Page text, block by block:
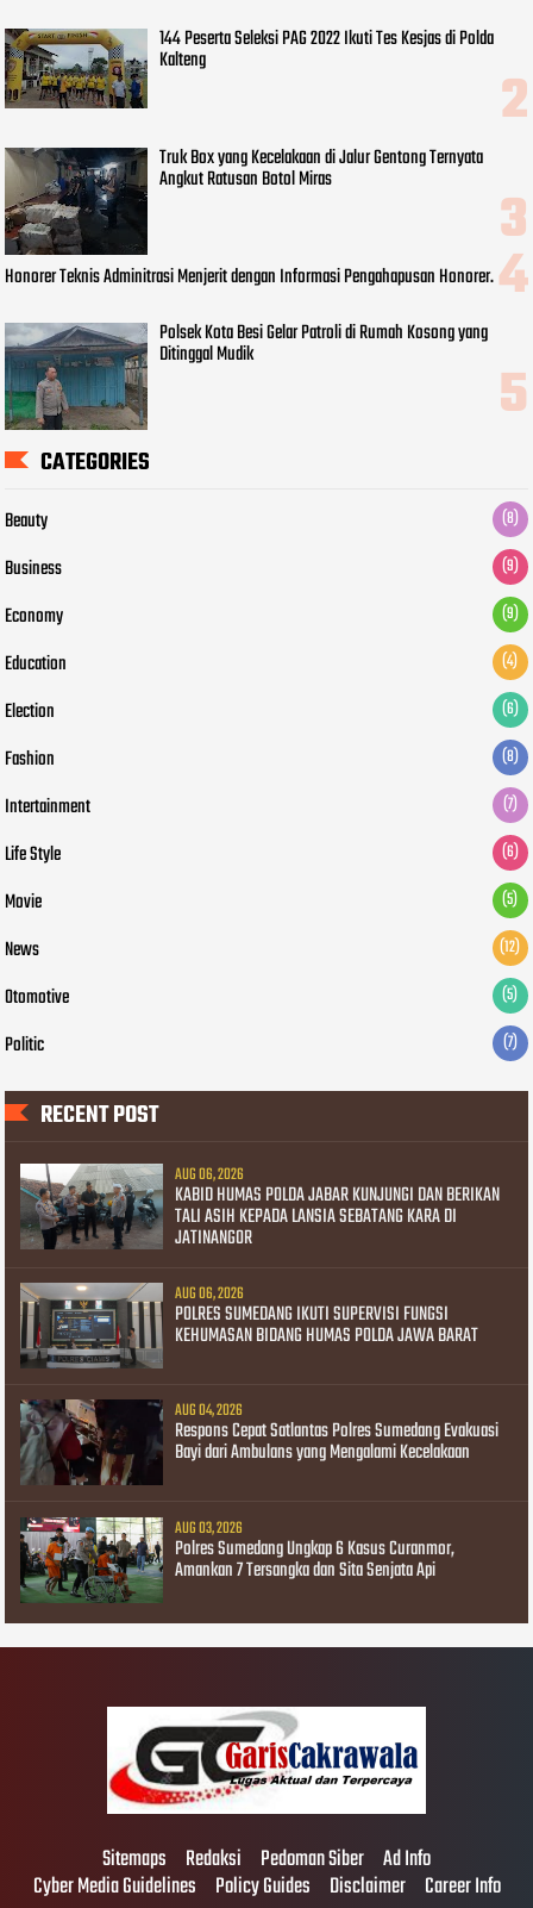
144 Peserta Seleksi PAG 2022 Ikuti Tes Kesjas di Polda
Kalteng
Truk Box yang Kecelakaan di Jalur Gentong Ternyata
Angkut Ratusan Botol Miras
Honorer Teknis Adminitrasi Menjerit dengan Informasi Pengahapusan Honorer.
Polsek Kota Besi Gelar Patroli di Rumah Kosong yang
Ditinggal Mudik
CATEGORIES
Beauty (8)
Business (9)
Economy (9)
Education (4)
Election (6)
Fashion (8)
Intertainment (7)
Life Style (6)
Movie (5)
News (12)
Otomotive (5)
Politic (7)
RECENT POST
AUG 06, 2026
KABID HUMAS POLDA JABAR KUNJUNGI DAN BERIKAN
TALI ASIH KEPADA LANSIA SEBATANG KARA DI
JATINANGOR
AUG 06, 2026
POLRES SUMEDANG IKUTI SUPERVISI FUNGSI
KEHUMASAN BIDANG HUMAS POLDA JAWA BARAT
AUG 04, 2026
Respons Cepat Satlantas Polres Sumedang Evakuasi
Bayi dari Ambulans yang Mengalami Kecelakaan
AUG 03, 2026
Polres Sumedang Ungkap 6 Kasus Curanmor,
Amankan 7 Tersangka dan Sita Senjata Api
Sitemaps Redaksi Pedoman Siber Ad Info
Cyber Media Guidelines Policy Guides Disclaimer Career Info